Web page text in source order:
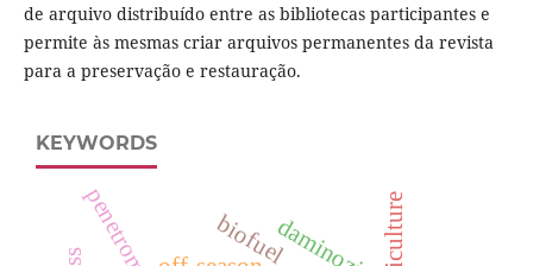
de arquivo distribuído entre as bibliotecas participantes e
permite às mesmas criar arquivos permanentes da revista
para a preservação e restauração.
KEYWORDS
biofuel